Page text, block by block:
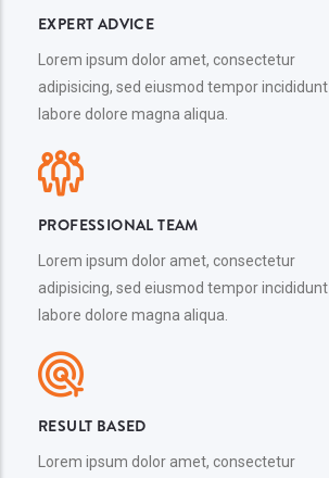
EXPERT ADVICE
Lorem ipsum dolor amet, consectetur
adipisicing, sed eiusmod tempor incididunt
labore dolore magna aliqua.
PROFESSIONAL TEAM
Lorem ipsum dolor amet, consectetur
adipisicing, sed eiusmod tempor incididunt
labore dolore magna aliqua.
RESULT BASED
Lorem ipsum dolor amet, consectetur